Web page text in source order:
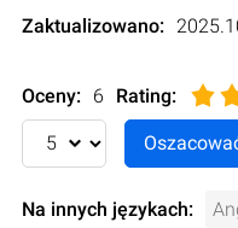
Zaktualizowano:
Oceny: 6 Rating:
Na innych językach: